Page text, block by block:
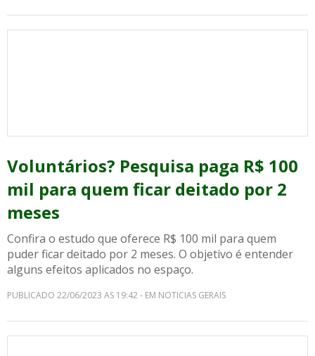
Voluntários? Pesquisa paga R$ 100
mil para quem ficar deitado por 2
meses
Confira o estudo que oferece R$ 100 mil para quem
puder ficar deitado por 2 meses. O objetivo é entender
alguns efeitos aplicados no espaço.
PUBLICADO 22/06/2023 AS 19:42 - EM NOTICIAS GERAIS